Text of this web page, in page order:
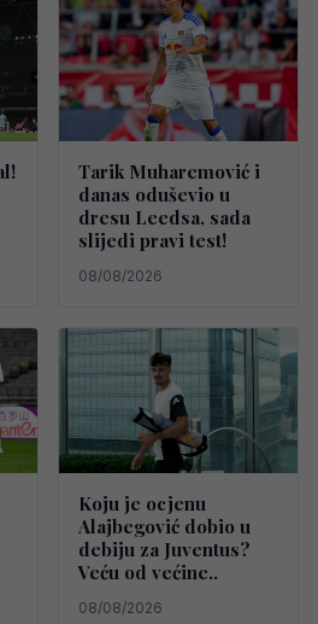
Tarik Muharemović i
danas oduševio u
dresu Leedsa, sada
slijedi pravi test!
08/08/2026
Koju je ocjenu
Alajbegović dobio u
debiju za Juventus?
Veću od većine..
08/08/2026